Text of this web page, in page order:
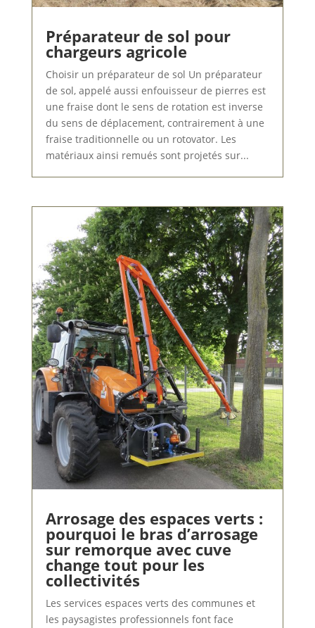
Préparateur de sol pour
chargeurs agricole
Choisir un préparateur de sol Un préparateur
de sol, appelé aussi enfouisseur de pierres est
une fraise dont le sens de rotation est inverse
du sens de déplacement, contrairement à une
fraise traditionnelle ou un rotovator. Les
matériaux ainsi remués sont projetés sur...
Arrosage des espaces verts :
pourquoi le bras d’arrosage
sur remorque avec cuve
change tout pour les
collectivités
Les services espaces verts des communes et
les paysagistes professionnels font face